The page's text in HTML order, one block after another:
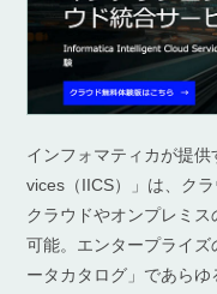
インフォマティカが提
vices（IICS）」は、ク
クラウドやオンプレミ
可能。エンタープライ
ータカタログ」であら